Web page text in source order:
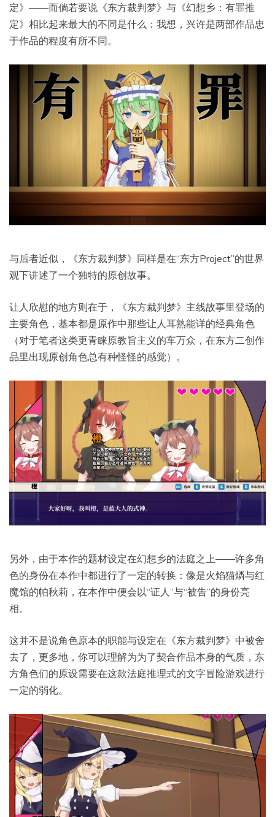
定》——而倘若要说《东方裁判梦》与《幻想乡：有罪推
定》相比起来最大的不同是什么：我想，兴许是两部作品忠
于作品的程度有所不同。
与后者近似，《东方裁判梦》同样是在“东方Project”的世界
观下讲述了一个独特的原创故事。
让人欣慰的地方则在于，《东方裁判梦》主线故事里登场的
主要角色，基本都是原作中那些让人耳熟能详的经典角色
（对于笔者这类更青睐原教旨主义的车万众，在东方二创作
品里出现原创角色总有种怪怪的感觉）。
另外，由于本作的题材设定在幻想乡的法庭之上——许多角
色的身份在本作中都进行了一定的转换：像是火焰猫燐与红
魔馆的帕秋莉，在本作中便会以“证人”与“被告”的身份亮
相。
这并不是说角色原本的职能与设定在《东方裁判梦》中被舍
去了，更多地，你可以理解为为了契合作品本身的气质，东
方角色们的原设需要在这款法庭推理式的文字冒险游戏进行
一定的弱化。